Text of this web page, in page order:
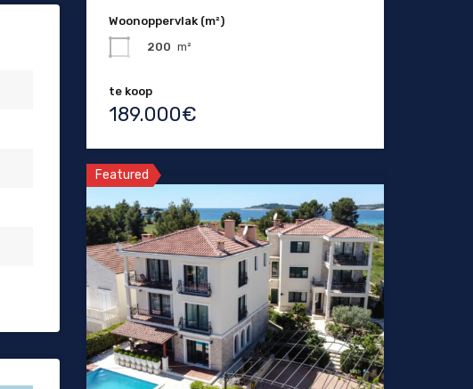
Woonoppervlak (m²)
200 m²
te koop
189.000€
Featured